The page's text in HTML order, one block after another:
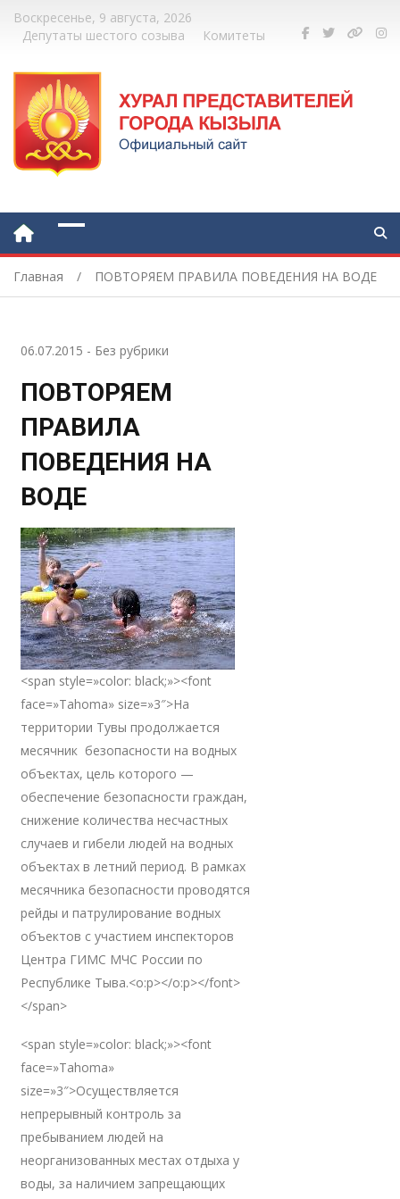
Воскресенье, 9 августа, 2026
Депутаты шестого созыва
Комитеты
Главная ПОВТОРЯЕМ ПРАВИЛА ПОВЕДЕНИЯ НА ВОДЕ
06.07.2015 - Без рубрики
ПОВТОРЯЕМ
ПРАВИЛА
ПОВЕДЕНИЯ НА
ВОДЕ
<span style=»color: black;»><font
face=»Tahoma» size=»3″>На
территории Тувы продолжается
месячник безопасности на водных
объектах, цель которого —
обеспечение безопасности граждан,
снижение количества несчастных
случаев и гибели людей на водных
объектах в летний период. В рамках
месячника безопасности проводятся
рейды и патрулирование водных
объектов с участием инспекторов
Центра ГИМС МЧС России по
Республике Тыва.<o:p></o:p></font>
</span>
<span style=»color: black;»><font
face=»Tahoma»
size=»3″>Осуществляется
непрерывный контроль за
пребыванием людей на
неорганизованных местах отдыха у
воды, за наличием запрещающих